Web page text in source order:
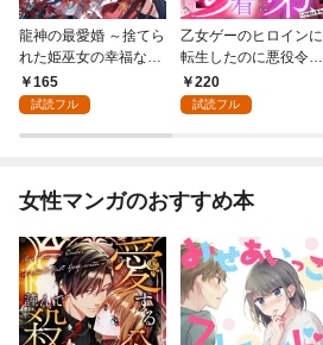
龍神の最愛婚 ～捨てら
れた姫巫女の幸福な嫁
入り～: 1
165
試読フル
乙女ゲーのヒロインに
転生したのに悪役令嬢
の弟（攻略対象外）に
執着えっちされるんで
220
試読フル
女性マンガのおすすめ本